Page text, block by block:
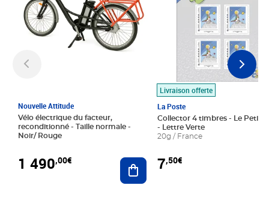
Nouvelle Attitude
Vélo électrique du facteur,
reconditionné - Taille normale -
Noir/ Rouge
1 490,00€ Ajouter au panier
Livraison offerte
La Poste
Collector 4 timbres - Le Petit
- Lettre Verte
20g / France
7,50€